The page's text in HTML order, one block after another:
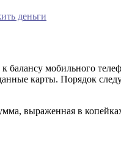
деньги
балансу мобильного
данные карты. Порядок
выраженная в